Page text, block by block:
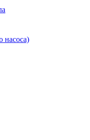
насоса)